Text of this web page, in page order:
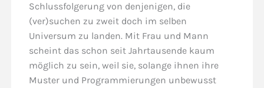
Schlussfolgerung von denjenigen, die
(ver)suchen zu zweit doch im selben
Universum zu landen. Mit Frau und Mann
scheint das schon seit Jahrtausende kaum
möglich zu sein, weil sie, solange ihnen ihre
Muster und Programmierungen unbewusst